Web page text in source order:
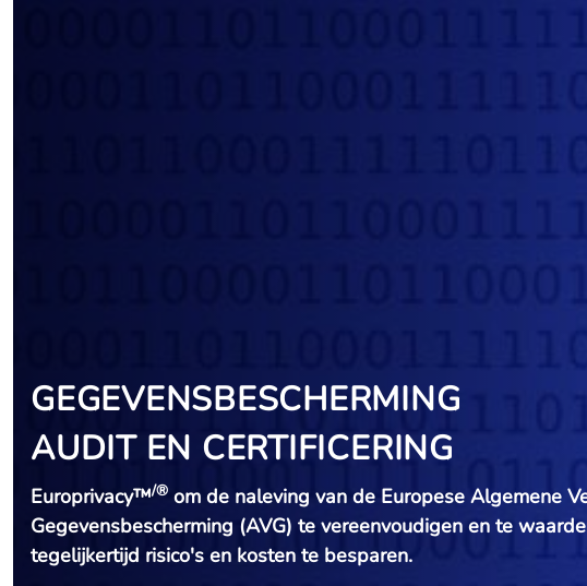
GEGEVENSBESCHERMING
AUDIT EN CERTIFICERING
Europrivacy™/® om de naleving van de Europese Algemene
Gegevensbescherming (AVG) te vereenvoudigen en te
tegelijkertijd risico's en kosten te besparen.